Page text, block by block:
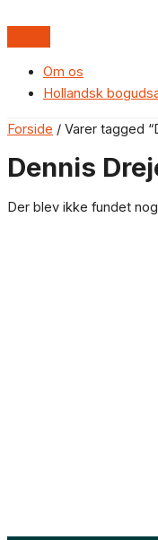
Om os
Hollandsk
Forside / Varer tagged
Dennis
Der blev ikke fundet